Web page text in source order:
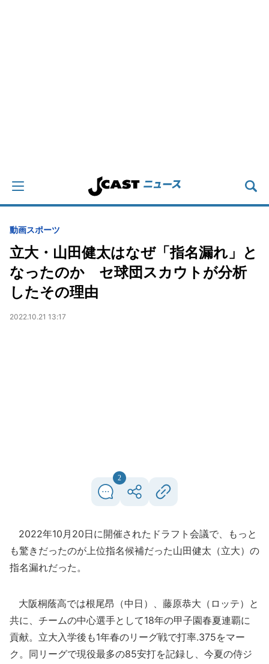
動画スポーツ
立大・山田健太はなぜ「指名漏れ」と
なったのか セ球団スカウトが分析
したその理由
2022.10.21 13:17
2
2022年10月20日に開催されたドラフト会議で、もっと
も驚きだったのが上位指名候補だった山田健太（立大）の
指名漏れだった。
大阪桐蔭高では根尾昂（中日）、藤原恭大（ロッテ）と
共に、チームの中心選手として18年の甲子園春夏連覇に
貢献。立大入学後も1年春のリーグ戦で打率.375をマー
ク。同リーグで現役最多の85安打を記録し、今夏の侍ジ